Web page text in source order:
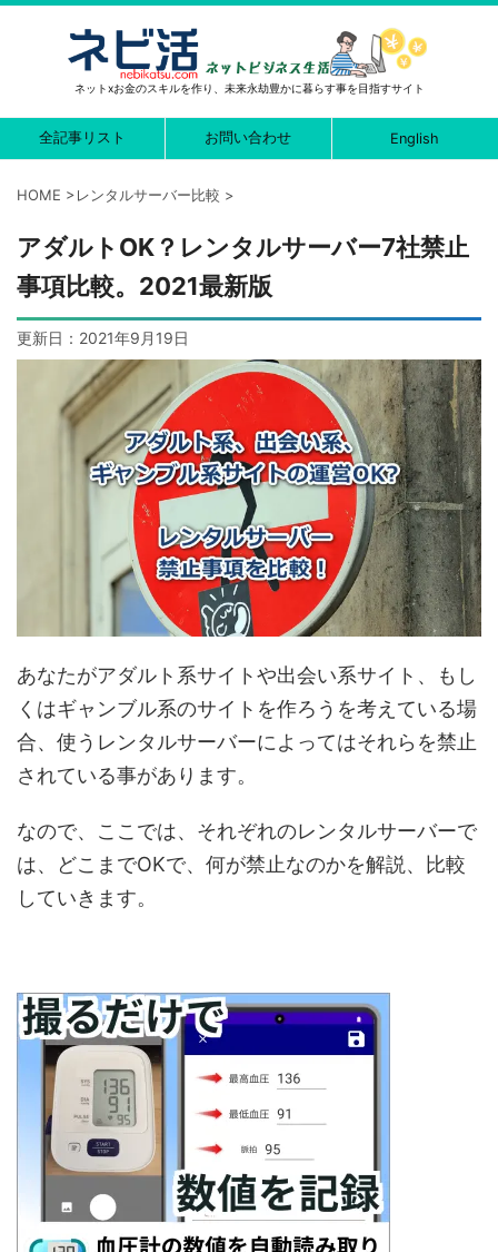
ネットxお金のスキルを作り、未来永劫豊かに暮らす事を目指すサイト
全記事リスト お問い合わせ English
HOME >レンタルサーバー比較 >
アダルトOK？レンタルサーバー7社禁止
事項比較。2021最新版
更新日： 2021年9月19日
あなたがアダルト系サイトや出会い系サイト、もし
くはギャンブル系のサイトを作ろうを考えている場
合、使うレンタルサーバーによってはそれらを禁止
されている事があります。
なので、ここでは、それぞれのレンタルサーバーで
は、どこまでOKで、何が禁止なのかを解説、比較
していきます。